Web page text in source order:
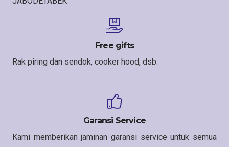
Free gifts
Rak piring dan sendok, cooker hood, dsb.
Garansi Service
Kami memberikan jaminan garansi service untuk semua